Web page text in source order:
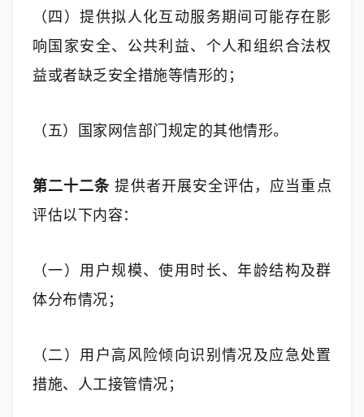
（四）提供拟人化互动服务期间可能存在影
响国家安全、公共利益、个人和组织合法权
益或者缺乏安全措施等情形的；
（五）国家网信部门规定的其他情形。
第二十二条 提供者开展安全评估，应当重点
评估以下内容：
（一）用户规模、使用时长、年龄结构及群
体分布情况；
（二）用户高风险倾向识别情况及应急处置
措施、人工接管情况；